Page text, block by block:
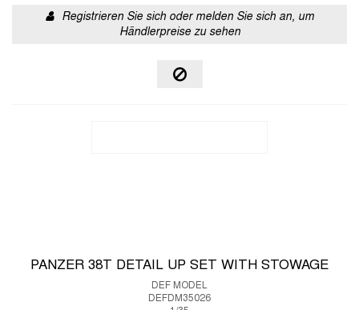
Registrieren Sie sich oder melden Sie sich an, um
Händlerpreise zu sehen
PANZER 38T DETAIL UP SET WITH STOWAGE
DEF MODEL
DEFDM35026